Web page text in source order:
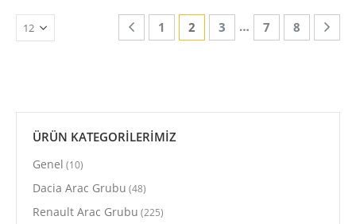
1 2 3 … 7 8
ÜRÜN KATEGORİLERİMİZ
Genel (10)
Dacia Arac Grubu (48)
Renault Arac Grubu (225)